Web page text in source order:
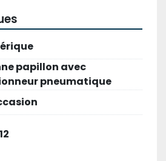
papillon avec
pneumatique